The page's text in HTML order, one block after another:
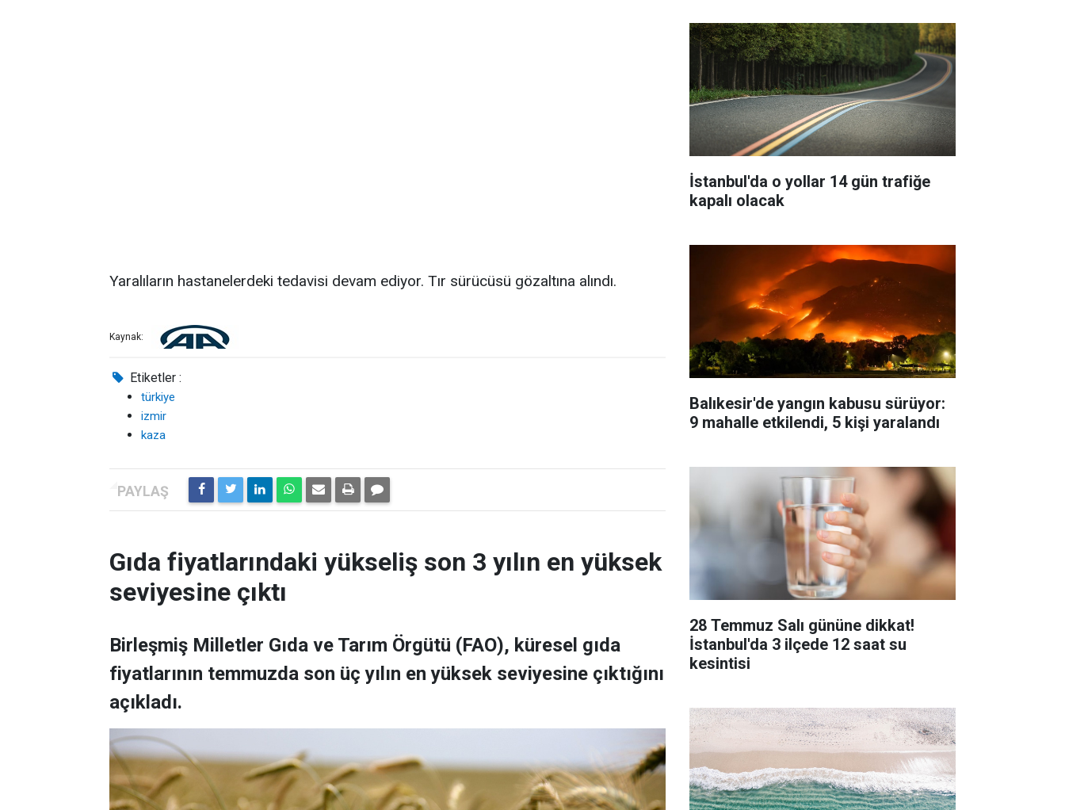
Yaralıların hastanelerdeki tedavisi devam ediyor. Tır sürücüsü gözaltına alındı.
Kaynak:
Etiketler :
türkiye
izmir
kaza
Gıda fiyatlarındaki yükseliş son 3 yılın en yüksek
seviyesine çıktı
Birleşmiş Milletler Gıda ve Tarım Örgütü (FAO), küresel gıda
fiyatlarının temmuzda son üç yılın en yüksek seviyesine çıktığını
açıkladı.
İstanbul'da o yollar 14 gün trafiğe
kapalı olacak
Balıkesir'de yangın kabusu sürüyor:
9 mahalle etkilendi, 5 kişi yaralandı
28 Temmuz Salı gününe dikkat!
İstanbul'da 3 ilçede 12 saat su
kesintisi